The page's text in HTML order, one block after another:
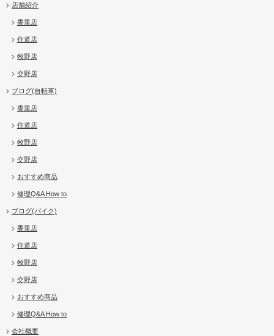
店舗紹介
香里店
住道店
牧野店
交野店
ブログ(自転車)
香里店
住道店
牧野店
交野店
おすすめ商品
修理Q&A How to
ブログ(バイク)
香里店
住道店
牧野店
交野店
おすすめ商品
修理Q&A How to
会社概要